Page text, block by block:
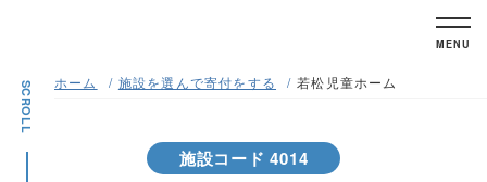
MENU
SCROLL ホーム 施設を選んで寄付をする 若松児童ホーム
施設コード 4014